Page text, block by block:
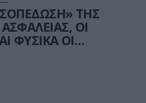
ΤΗΣ
ΟΙ
ΦΥΣΙΚΑ ΟΙ